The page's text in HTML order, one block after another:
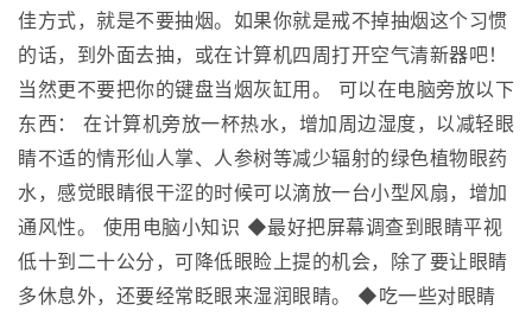
佳方式，就是不要抽烟。如果你就是戒不掉抽烟这个习惯
的话，到外面去抽，或在计算机四周打开空气清新器吧！
当然更不要把你的键盘当烟灰缸用。 可以在电脑旁放以下
东西： 在计算机旁放一杯热水，增加周边湿度，以减轻眼
睛不适的情形仙人掌、人参树等减少辐射的绿色植物眼药
水，感觉眼睛很干涩的时候可以滴放一台小型风扇，增加
通风性。 使用电脑小知识 ◆最好把屏幕调查到眼睛平视
低十到二十公分，可降低眼睑上提的机会，除了要让眼睛
多休息外，还要经常眨眼来湿润眼睛。 ◆吃一些对眼睛